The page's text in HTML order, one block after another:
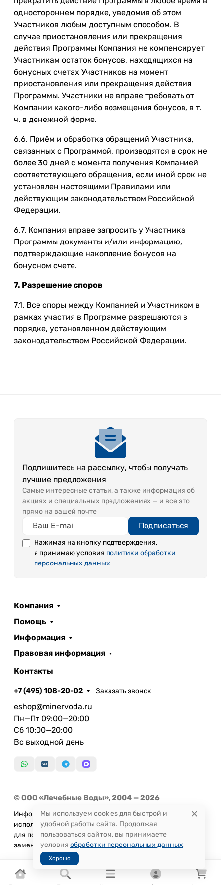
одностороннем порядке, уведомив об этом
Участников любым доступным способом. В
случае приостановления или прекращения
действия Программы Компания не компенсирует
Участникам остаток бонусов, находящихся на
бонусных счетах Участников на момент
приостановления или прекращения действия
Программы. Участники не вправе требовать от
Компании какого-либо возмещения бонусов, в т.
ч. в денежной форме.
6.6. Приём и обработка обращений Участника,
связанных с Программой, производятся в срок не
более 30 дней с момента получения Компанией
соответствующего обращения, если иной срок не
установлен настоящими Правилами или
действующим законодательством Российской
Федерации.
6.7. Компания вправе запросить у Участника
Программы документы и/или информацию,
подтверждающие накопление бонусов на
бонусном счете.
7. Разрешение споров
7.1. Все споры между Компанией и Участником в
рамках участия в Программе разрешаются в
порядке, установленном действующим
законодательством Российской Федерации.
Подпишитесь на рассылку, чтобы получать
лучшие предложения
Самые интересные статьи, а также информация об
акциях и специальных предложениях — и все это
прямо на вашей почте
Подписаться
Нажимая на кнопку подтверждения,
я принимаю условия политики обработки
персональных данных
Компания
Помощь
Информация
Правовая информация
Контакты
+7 (495) 108-20-02 Заказать звонок
eshop@minervoda.ru
Пн—Пт 09:00—20:00
Сб 10:00—20:00
Вс выходной день
© ООО «Лечебные Воды», 2004 — 2026
Информация, представленная на сайте, не может быть
использована
для постановки диагноза или назначения лечения и не
заменяет прием врача.
Мы используем cookies для быстрой и
удобной работы сайта. Продолжая
пользоваться сайтом, вы принимаете
условия обработки персональных данных.
Хорошо